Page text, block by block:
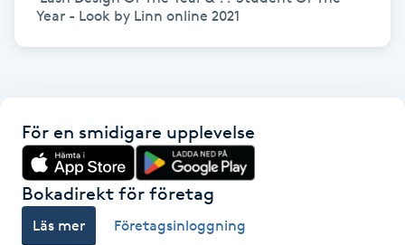
Hårvård
Hälsprickor
Idrottsmassage
För en smidigare upplevelse
Bokadirekt för företag
Läs mer Företagsinloggning